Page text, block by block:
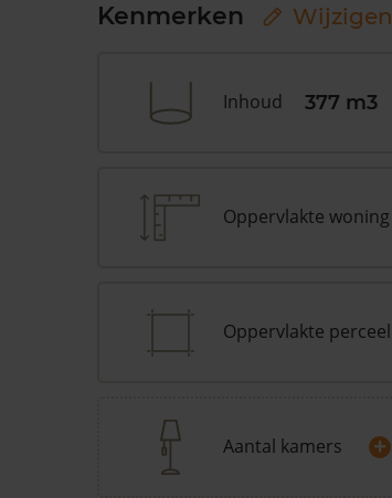
Kenmerken Wijzigen
Inhoud 377 m3
Oppervlakte woning
Oppervlakte perceel
Aantal kamers +